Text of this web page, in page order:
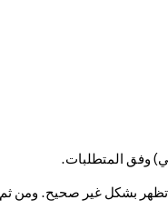
تظهر بشكل غير صحيح. ومن ثم